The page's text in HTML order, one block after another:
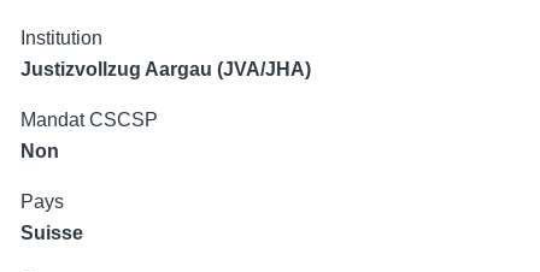
Institution
Justizvollzug Aargau (JVA/JHA)
Mandat CSCSP
Non
Pays
Suisse